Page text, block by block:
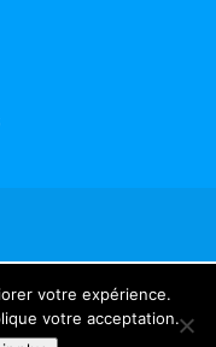
votre expérience.
votre acceptation.